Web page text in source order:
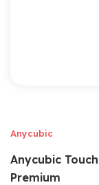
Anycubic
Anycubic
Premium